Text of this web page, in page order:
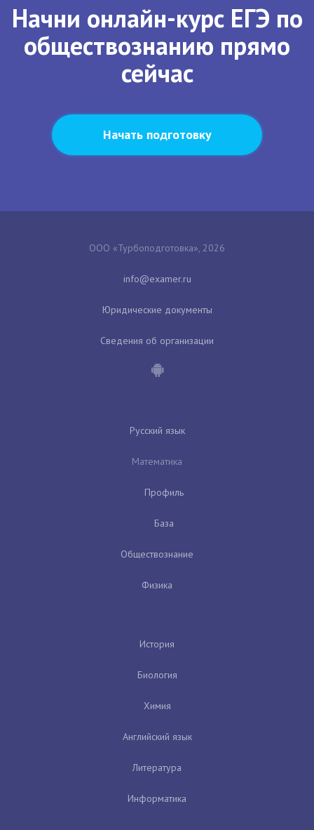
Начни онлайн-курс ЕГЭ по
обществознанию прямо
сейчас
Начать подготовку
ООО «Турбоподготовка», 2026
Юридические документы
Сведения об организации
Русский язык
Математика
Профиль
База
Обществознание
Физика
История
Биология
Химия
Английский язык
Литература
Информатика